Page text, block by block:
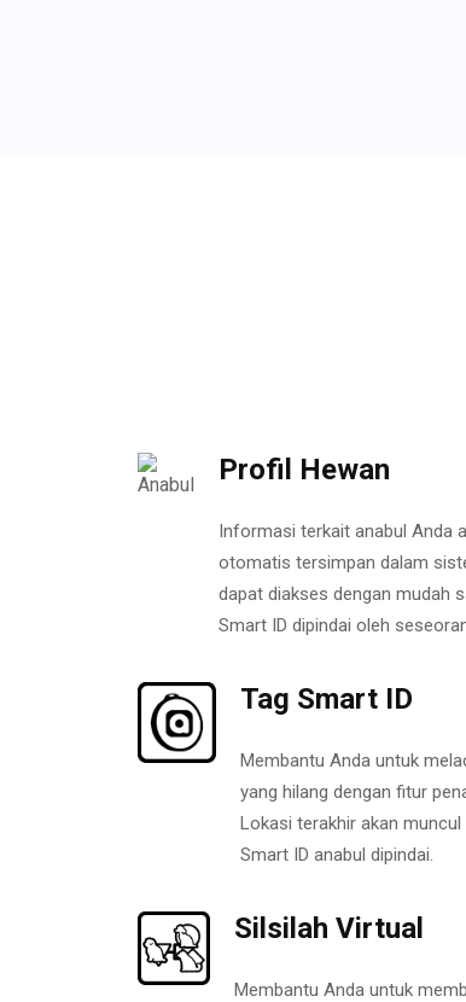
Profil Hewan
Informasi terkait anabul Anda
otomatis tersimpan dalam
dapat diakses dengan mudah
Smart ID dipindai oleh
Tag Smart ID
Membantu Anda untuk
yang hilang dengan fitur
Lokasi terakhir akan muncul
Smart ID anabul dipindai.
Silsilah Virtual
Membantu Anda untuk